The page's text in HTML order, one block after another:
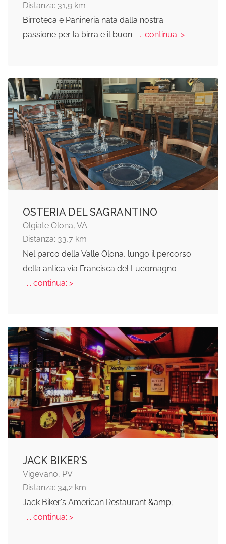
Distanza: 31,9 km
Birroteca e Panineria nata dalla nostra
passione per la birra e il buon
... continua: >
OSTERIA DEL SAGRANTINO
Olgiate Olona, VA
Distanza: 33,7 km
Nel parco della Valle Olona, lungo il percorso
della antica via Francisca del Lucomagno
... continua: >
JACK BIKER'S
Vigevano, PV
Distanza: 34,2 km
Jack Biker's American Restaurant &amp;
... continua: >